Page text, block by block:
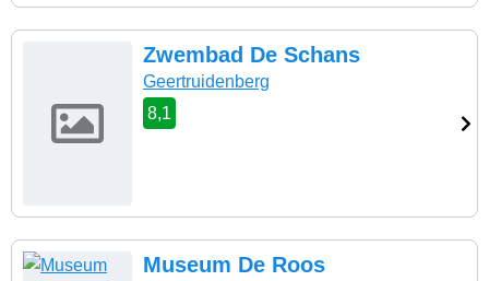
Zwembad De Schans
Geertruidenberg
8,1
Museum De Roos